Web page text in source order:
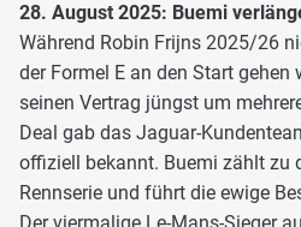
28. August 2025: Buemi
Während Robin Frijns 2025/26
der Formel E an den Start gehen
seinen Vertrag jüngst um
Deal gab das Jaguar-
offiziell bekannt. Buemi zählt zu
Rennserie und führt die ewige